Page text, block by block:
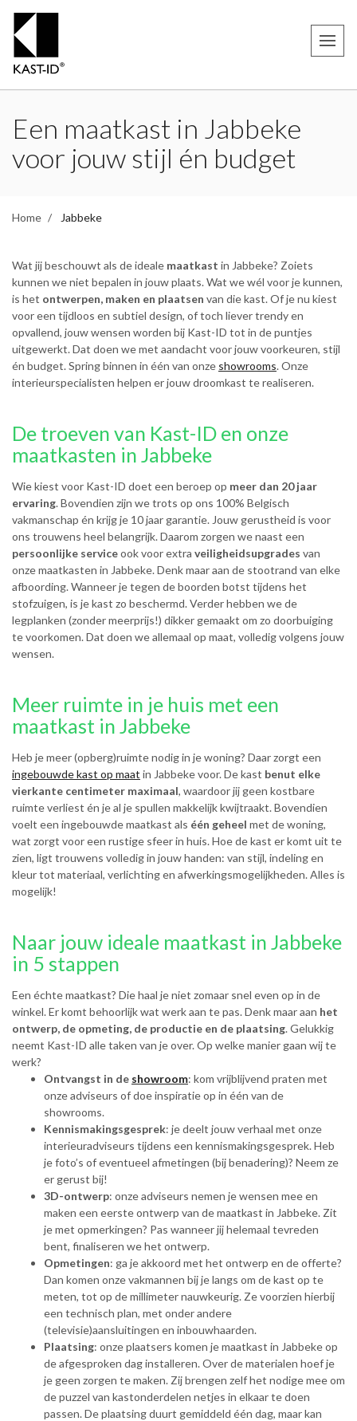
Een maatkast in Jabbeke
voor jouw stijl én budget
Home Jabbeke
Wat jij beschouwt als de ideale maatkast in Jabbeke? Zoiets
kunnen we niet bepalen in jouw plaats. Wat we wél voor je kunnen,
is het ontwerpen, maken en plaatsen van die kast. Of je nu kiest
voor een tijdloos en subtiel design, of toch liever trendy en
opvallend, jouw wensen worden bij Kast-ID tot in de puntjes
uitgewerkt. Dat doen we met aandacht voor jouw voorkeuren, stijl
én budget. Spring binnen in één van onze showrooms. Onze
interieurspecialisten helpen er jouw droomkast te realiseren.
De troeven van Kast-ID en onze
maatkasten in Jabbeke
Wie kiest voor Kast-ID doet een beroep op meer dan 20 jaar
ervaring. Bovendien zijn we trots op ons 100% Belgisch
vakmanschap én krijg je 10 jaar garantie. Jouw gerustheid is voor
ons trouwens heel belangrijk. Daarom zorgen we naast een
persoonlijke serviceook voor extra veiligheidsupgrades van
onze maatkasten in Jabbeke. Denk maar aan de stootrand van elke
afboording. Wanneer je tegen de boorden botst tijdens het
stofzuigen, is je kast zo beschermd. Verder hebben we de
legplanken (zonder meerprijs!) dikker gemaakt om zo doorbuiging
te voorkomen. Dat doen we allemaal op maat, volledig volgens jouw
wensen.
Meer ruimte in je huis met een
maatkast in Jabbeke
Heb je meer (opberg)ruimte nodig in je woning? Daar zorgt een
ingebouwde kast op maat in Jabbeke voor. De kast benut elke
vierkante centimeter maximaal, waardoor jij geen kostbare
ruimte verliest én je al je spullen makkelijk kwijtraakt. Bovendien
voelt een ingebouwde maatkast als één geheel met de woning,
wat zorgt voor een rustige sfeer in huis. Hoe de kast er komt uit te
zien, ligt trouwens volledig in jouw handen: van stijl, indeling en
kleur tot materiaal, verlichting en afwerkingsmogelijkheden. Alles is
mogelijk!
Naar jouw ideale maatkast in Jabbeke
in 5 stappen
Een échte maatkast? Die haal je niet zomaar snel even op in de
winkel. Er komt behoorlijk wat werk aan te pas. Denk maar aan het
ontwerp, de opmeting, de productie en de plaatsing. Gelukkig
neemt Kast-ID alle taken van je over. Op welke manier gaan wij te
werk?
Ontvangst in de showroom: kom vrijblijvend praten met
onze adviseurs of doe inspiratie op in één van de
showrooms.
Kennismakingsgesprek: je deelt jouw verhaal met onze
interieuradviseurs tijdens een kennismakingsgesprek. Heb
je foto’s of eventueel afmetingen (bij benadering)? Neem ze
er gerust bij!
3D-ontwerp: onze adviseurs nemen je wensen mee en
maken een eerste ontwerp van de maatkast in Jabbeke. Zit
je met opmerkingen? Pas wanneer jij helemaal tevreden
bent, finaliseren we het ontwerp.
Opmetingen: ga je akkoord met het ontwerp en de offerte?
Dan komen onze vakmannen bij je langs om de kast op te
meten, tot op de millimeter nauwkeurig. Ze voorzien hierbij
een technisch plan, met onder andere
(televisie)aansluitingen en inbouwhaarden.
Plaatsing: onze plaatsers komen je maatkast in Jabbeke op
de afgesproken dag installeren. Over de materialen hoef je
je geen zorgen te maken. Zij brengen zelf het nodige mee om
de puzzel van kastonderdelen netjes in elkaar te doen
passen. De plaatsing duurt gemiddeld één dag, maar kan